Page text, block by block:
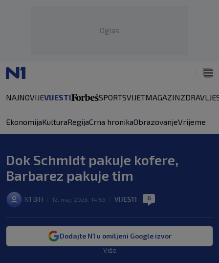
Oglas
NAJNOVIJEVIJESTI SPORTSVIJETMAGAZINZDRAVLJE
EkonomijaKulturaRegijaCrna hronikaObrazovanjeVrijeme
Dok Schmidt pakuje kofere,
Barbarez pakuje tim
N1 BiH 12. maj. 2026. 14:56 VIJESTI 0
Dodajte N1 u omiljeni Google izvor
Više